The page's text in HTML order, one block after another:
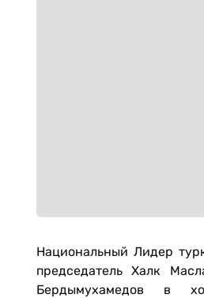
Национальный Лидер
председатель Халк
Бердымухамедов в